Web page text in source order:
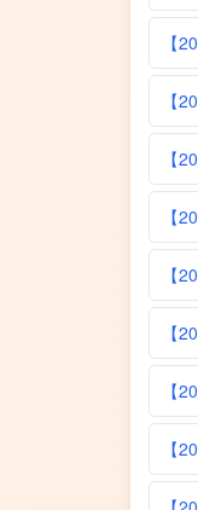
【
【
【
【
【
【
【
【